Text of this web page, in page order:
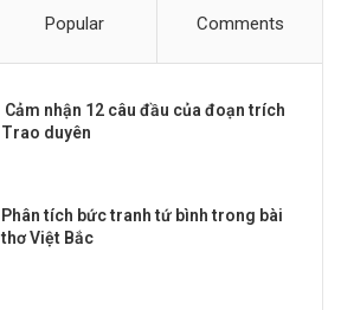
Popular Comments
Cảm nhận 12 câu đầu của đoạn trích
Trao duyên
Phân tích bức tranh tứ bình trong bài
thơ Việt Bắc